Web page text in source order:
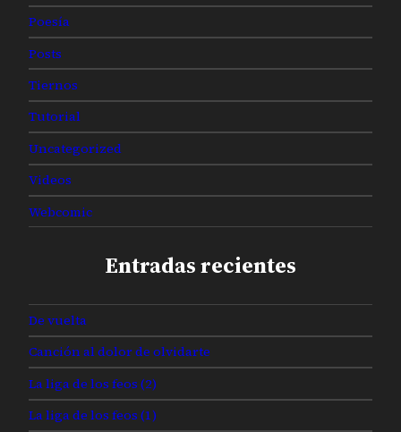
Poesía
Posts
Tiernos
Tutorial
Uncategorized
Videos
Webcomic
Entradas recientes
De vuelta
Canción al dolor de olvidarte
La liga de los feos (2)
La liga de los feos (1)